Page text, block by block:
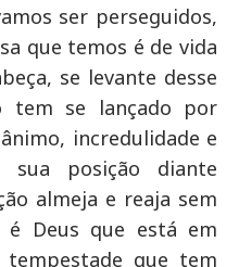
ser perseguidos,
que temos é de vida
se levante desse
tem se lançado por
incredulidade e
posição diante
almeja e reaja sem
Deus que está em
que tem